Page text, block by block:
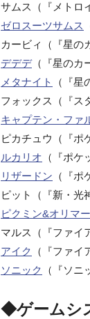
サムス（『メトロ
ゼロスーツサムス
カービィ（『星の
デデデ（『星のカ
メタナイト
（『星
フォックス（『ス
キャプテン・ファ
ピカチュウ（『ポ
ルカリオ （『ポケ
リザードン （『ポ
ピット（『新・光
ピクミン&オリマー
マルス（『ファイ
アイク
（『ファ
ソニック
（『ソニ
◆ゲームシ